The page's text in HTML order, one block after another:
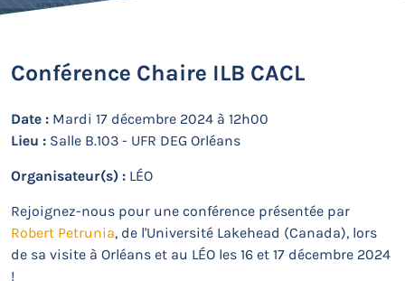
Conférence Chaire ILB CACL
Date : Mardi 17 décembre 2024 à 12h00
Lieu : Salle B.103 - UFR DEG Orléans
Organisateur(s) : LÉO
Rejoignez-nous pour une conférence présentée par
Robert Petrunia, de l'Université Lakehead (Canada), lors
de sa visite à Orléans et au LÉO les 16 et 17 décembre 2024
!